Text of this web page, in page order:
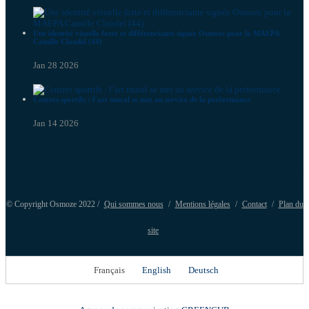
Une identité visuelle forte et différenciante signée Osmoze pour la MAEPA
Camille Claudel (44)
Jan 28 2026
Centres sportifs : l’art mural se met au service de la performance
Jan 14 2026
© Copyright Osmoze 2022 / Qui sommes nous / Mentions légales / Contact / Plan du
site
Français English Deutsch